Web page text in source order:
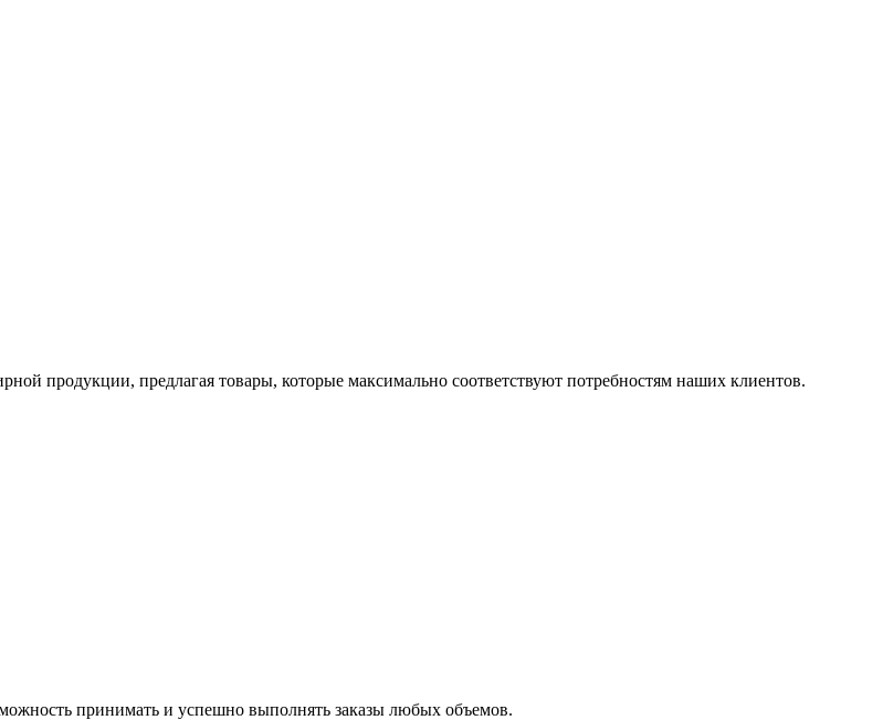
продукции, предлагая товары, которые максимально соответствуют потребностям наших клиентов.
принимать и успешно выполнять заказы любых объемов.